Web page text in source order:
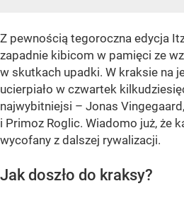
Z pewnością tegoroczna edycja
zapadnie kibicom w pamięci ze
w skutkach upadki. W kraksie na
ucierpiało w czwartek
najwybitniejsi – Jonas
i Primoz Roglic. Wiadomo już, że
wycofany z dalszej rywalizacji.
Jak doszło do kraksy?